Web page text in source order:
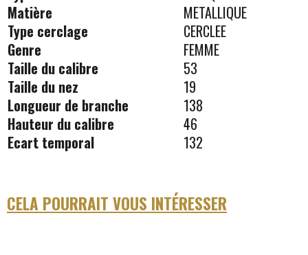
Matière
METALLIQUE
Type cerclage
CERCLEE
Genre
FEMME
Taille du calibre
53
Taille du nez
19
Longueur de branche
138
Hauteur du calibre
46
Ecart temporal
132
CELA POURRAIT VOUS INTÉRESSER